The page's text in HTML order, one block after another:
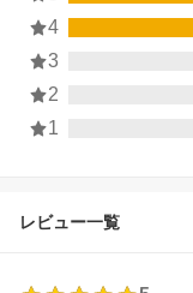
4
3
2
1
レビュー一覧